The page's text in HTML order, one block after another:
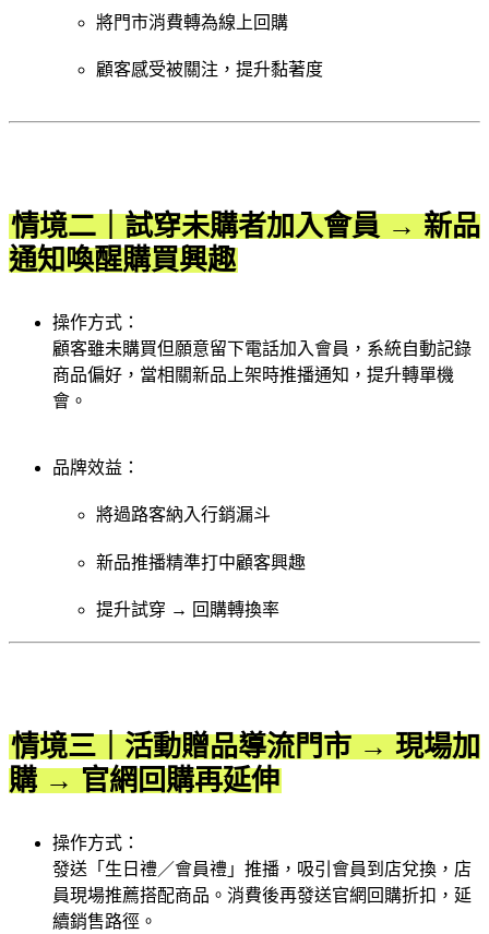
將門市消費轉為線上回購
顧客感受被關注，提升黏著度
情境二｜試穿未購者加入會員 → 新品
通知喚醒購買興趣
操作方式：
顧客雖未購買但願意留下電話加入會員，系統自動記錄
商品偏好，當相關新品上架時推播通知，提升轉單機
會。
品牌效益：
將過路客納入行銷漏斗
新品推播精準打中顧客興趣
提升試穿 → 回購轉換率
情境三｜活動贈品導流門市 → 現場加
購 → 官網回購再延伸
操作方式：
發送「生日禮／會員禮」推播，吸引會員到店兌換，店
員現場推薦搭配商品。消費後再發送官網回購折扣，延
續銷售路徑。